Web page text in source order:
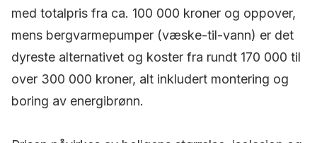
med totalpris fra ca. 100 000 kroner og oppover,
mens bergvarmepumper (væske-til-vann) er det
dyreste alternativet og koster fra rundt 170 000 til
over 300 000 kroner, alt inkludert montering og
boring av energibrønn.